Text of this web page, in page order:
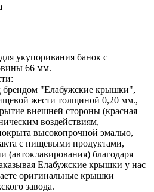
укупоривания банок с
66 мм.
"Елабужские крышки",
жести толщиной 0,20 мм.,
внешней стороны (красная
воздействиям,
высокопрочной эмалью,
с пищевыми продуктами,
(автоклавирования) благодаря
Елабужские крышки у нас
оригинальные крышки
завода.